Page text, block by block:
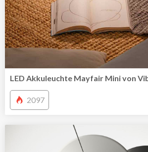
LED Akkuleuchte Mayfair Mini von
2097